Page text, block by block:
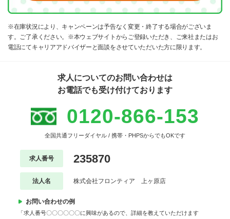
※在庫状況により、キャンペーンは予告なく変更・終了する場合がございま
す。ご了承ください。※本ウェブサイトからご登録いただき、ご来社またはお
電話にてキャリアアドバイザーと面談をさせていただいた方に限ります。
求人についてのお問い合わせは
お電話でも受け付けております
0120-866-153
全国共通フリーダイヤル / 携帯・PHPSからでもOKです
求人番号 235870
法人名 株式会社フロンティア 上ヶ原店
お問い合わせの例
「求人番号〇〇〇〇〇〇に興味があるので、詳細を教えていただけます